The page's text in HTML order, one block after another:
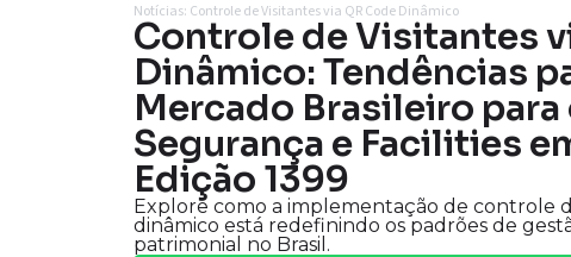
Notícias: Controle de Visitantes via QR Code Dinâmico
Controle de Visitantes
Dinâmico: Tendências
Mercado Brasileiro para
Segurança e Facilities
Edição 1399
Explore como a implementação de controle
dinâmico está redefinindo os padrões de
patrimonial no Brasil.